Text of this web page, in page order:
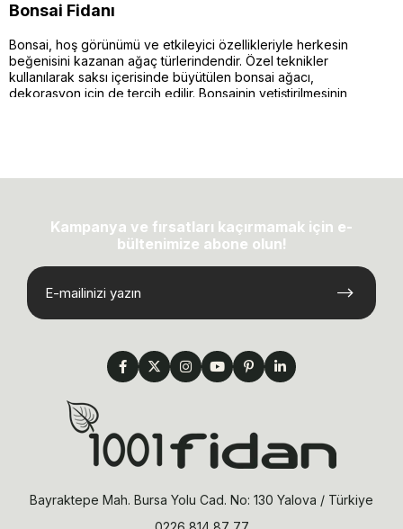
Bonsai Fidanı
Bonsai, hoş görünümü ve etkileyici özellikleriyle herkesin
beğenisini kazanan ağaç türlerindendir. Özel teknikler
kullanılarak saksı içerisinde büyütülen bonsai ağacı,
dekorasyon için de tercih edilir. Bonsainin yetiştirilmesinin
Bonsai ağacı, görünümü itibariyle minyatür bitkiler olarak
anlaşılmaktadır. Buradan çıkarılması gereken sonuç, bonsai
bitkisinin görünümünü yetiştirilme tekniklerine borçlu
yetiştiriciliği, oldukça zorlu ve sabır isteyen bir iştir. Bonsai
bitkisinin, ağaçların yaşamını ve ağaçlara olan saygıyı ifade
etmek adına özenle büyütüldüğü söylenebilir. Estetik
görünümleri ve yetiştirilme felsefeleriyle son yılların en
olarak sizlere sunmaktan keyif almaktayız.
Bonsai Bakımı Nasıl Yapılır?
Bonsai yetiştirmenin sabır ve dikkat gerektiren bir işlem.
Bunun yanı sıra bonsai bakımı, sağlıklı ve etkileyici görünümü
olan bitkiler elde etmek için özenle ve düzenli olarak
yapılmalıdır. Aksi halde belirli bir süre sonunda bitki kuruyabilir
veya ölebilir. Bonsai ağacı bakımı için aşağıdaki bilgiler size
olmalısınız. Fazla sulayarak çürümesine, az sulayarak ise
Kampanya ve fırsatları kaçırmamak için e-
bültenimize abone olun!
Bayraktepe Mah. Bursa Yolu Cad. No: 130 Yalova / Türkiye